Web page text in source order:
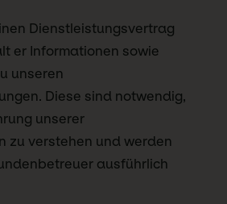
Dienstleistungsvertrag
er Informationen sowie
unseren
Diese sind notwendig,
unserer
zu verstehen und werden
ausführlich